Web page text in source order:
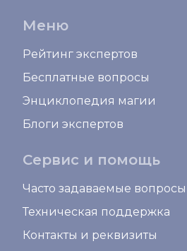
Меню
Рейтинг экспертов
Бесплатные вопросы
Энциклопедия магии
Блоги экспертов
Сервис и помощь
Часто задаваемые вопросы
Техническая поддержка
Контакты и реквизиты